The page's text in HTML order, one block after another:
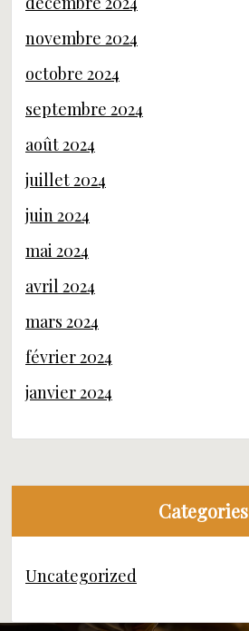
novembre 2024
octobre 2024
septembre 2024
août 2024
juillet 2024
juin 2024
mai 2024
avril 2024
mars 2024
février 2024
janvier 2024
Categories
Uncategorized